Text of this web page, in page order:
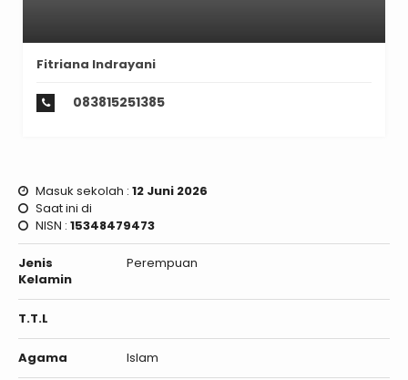
Fitriana Indrayani
083815251385
Masuk sekolah : 12 Juni 2026
Saat ini di
NISN : 15348479473
Jenis
Kelamin
Perempuan
T.T.L
Agama Islam